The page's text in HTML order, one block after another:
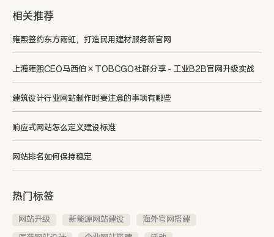
相关推荐
雍熙签约东方雨虹，打造民用建材服务新官网
上海雍熙CEO马西伯 × TOBCGO社群分享 - 工业B2B官网升级实战
建筑设计行业网站制作时要注意的事项有哪些
响应式网站怎么定义建设标准
网站排名如何保持稳定
热门标签
网站升级 新能源网站建设
海外官网搭建